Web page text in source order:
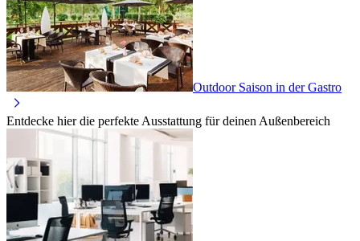
Outdoor Saison in der Gastro
Entdecke hier die perfekte Ausstattung für deinen Außenbereich